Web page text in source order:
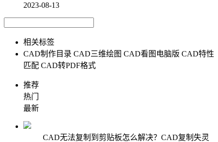
2023-08-13
相关标签
CAD制作目录 CAD三维绘图 CAD看图电脑版 CAD特性
匹配 CAD转PDF格式
推荐
热门
最新
CAD无法复制到剪贴板怎么解决？CAD复制失灵